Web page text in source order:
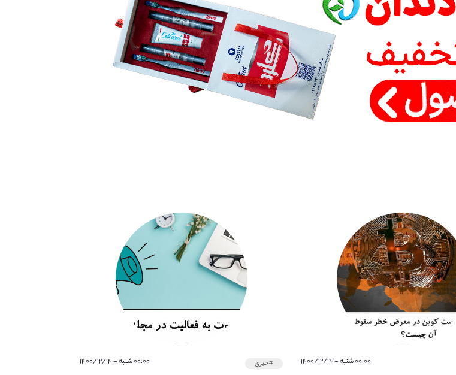
۰۰:۰۰ شنبه - ۱۴۰۰/۱۲/۱۴ #خبری ۰۰:۰۰ شنبه - ۱۴۰۰/۱۲/۱۴